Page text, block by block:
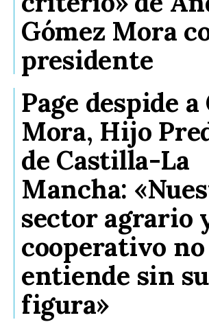
Gómez Mora
presidente
Page despide a
Mora, Hijo
de Castilla-La
Mancha:
sector agrario
cooperativo no
entiende sin su
figura»